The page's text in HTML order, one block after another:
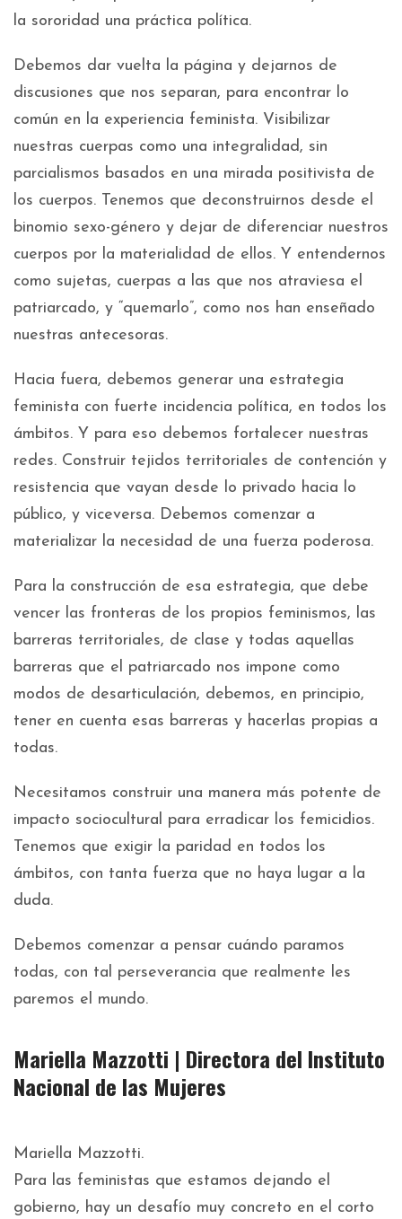
la sororidad una práctica política.
Debemos dar vuelta la página y dejarnos de
discusiones que nos separan, para encontrar lo
común en la experiencia feminista. Visibilizar
nuestras cuerpas como una integralidad, sin
parcialismos basados en una mirada positivista de
los cuerpos. Tenemos que deconstruirnos desde el
binomio sexo-género y dejar de diferenciar nuestros
cuerpos por la materialidad de ellos. Y entendernos
como sujetas, cuerpas a las que nos atraviesa el
patriarcado, y “quemarlo”, como nos han enseñado
nuestras antecesoras.
Hacia fuera, debemos generar una estrategia
feminista con fuerte incidencia política, en todos los
ámbitos. Y para eso debemos fortalecer nuestras
redes. Construir tejidos territoriales de contención y
resistencia que vayan desde lo privado hacia lo
público, y viceversa. Debemos comenzar a
materializar la necesidad de una fuerza poderosa.
Para la construcción de esa estrategia, que debe
vencer las fronteras de los propios feminismos, las
barreras territoriales, de clase y todas aquellas
barreras que el patriarcado nos impone como
modos de desarticulación, debemos, en principio,
tener en cuenta esas barreras y hacerlas propias a
todas.
Necesitamos construir una manera más potente de
impacto sociocultural para erradicar los femicidios.
Tenemos que exigir la paridad en todos los
ámbitos, con tanta fuerza que no haya lugar a la
duda.
Debemos comenzar a pensar cuándo paramos
todas, con tal perseverancia que realmente les
paremos el mundo.
Mariella Mazzotti | Directora del Instituto
Nacional de las Mujeres
Mariella Mazzotti.
Para las feministas que estamos dejando el
gobierno, hay un desafío muy concreto en el corto